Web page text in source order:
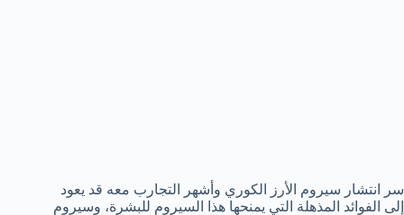
سر انتشار سيروم الأرز الكوري وأشهر التجارب معه قد يعود
إلى الفوائد المذهلة التي يمنحها هذا السيروم للبشرة، وسيروم